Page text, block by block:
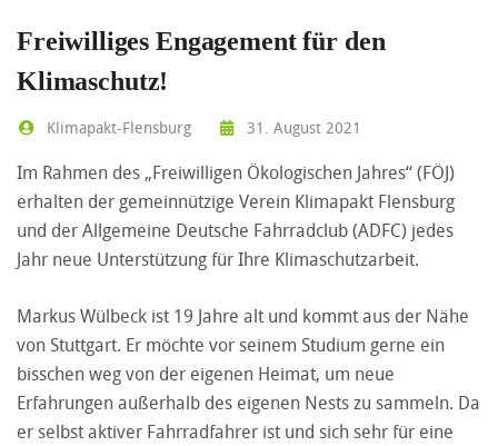
Freiwilliges Engagement für den
Klimaschutz!
Klimapakt-Flensburg 31. August 2021
Im Rahmen des „Freiwilligen Ökologischen Jahres“ (FÖJ)
erhalten der gemeinnützige Verein Klimapakt Flensburg
und der Allgemeine Deutsche Fahrradclub (ADFC) jedes
Jahr neue Unterstützung für Ihre Klimaschutzarbeit.
Markus Wülbeck ist 19 Jahre alt und kommt aus der Nähe
von Stuttgart. Er möchte vor seinem Studium gerne ein
bisschen weg von der eigenen Heimat, um neue
Erfahrungen außerhalb des eigenen Nests zu sammeln. Da
er selbst aktiver Fahrradfahrer ist und sich sehr für eine